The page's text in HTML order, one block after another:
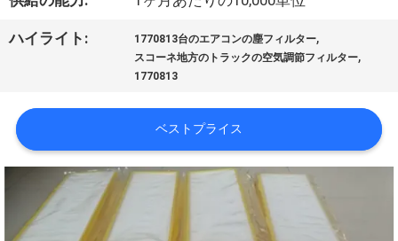
に
つ
て
工
場
ハイライト: 1770813台のエアコンの塵フィルター,
スコーネ地方のトラックの空気調節フィルター,
1770813
ベストプライス